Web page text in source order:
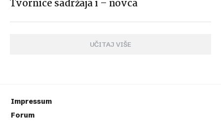
Tvornice sadržaja i – novca
UČITAJ VIŠE
Impressum
Forum